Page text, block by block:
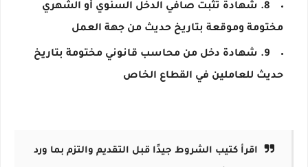
8. شهادة تثبت صافي الدخل السنوي أو الشهري
مختومة وموقعة بتاريخ حديث من جهة العمل
9. شهادة دخل من محاسب قانوني مختومة بتاريخ
حديث للعاملين في القطاع الخاص
اقرأ كتيب الشروط جيدًا قبل التقديم والتزم بما ورد